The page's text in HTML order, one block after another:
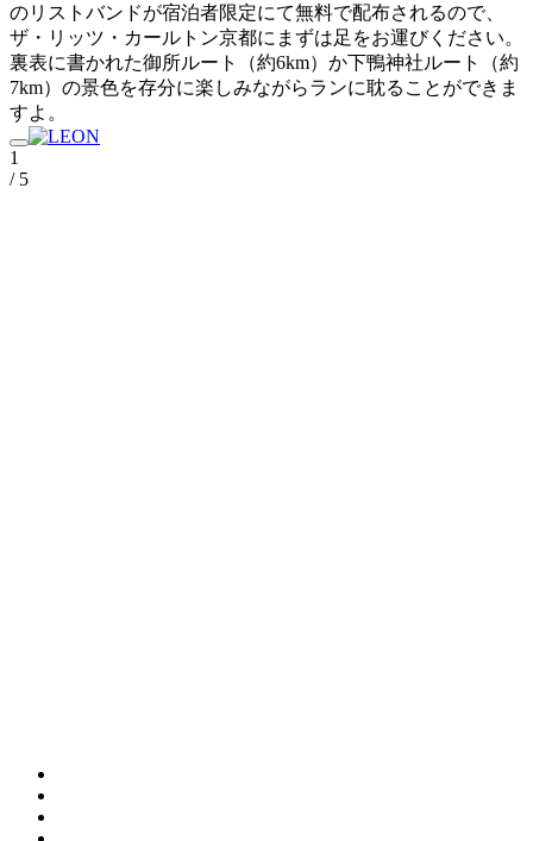
のリストバンドが宿泊者限定にて無料で配布されるので、
ザ・リッツ・カールトン京都にまずは足をお運びください。
裏表に書かれた御所ルート（約6km）か下鴨神社ルート（約
7km）の景色を存分に楽しみながらランに耽ることができま
すよ。
1
/ 5